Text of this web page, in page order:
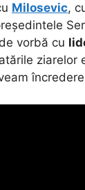
Milosevic,
vorbă cu
ziarelor